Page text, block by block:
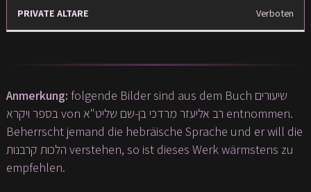
Verboten
Anmerkung: folgende Bilder sind aus dem Buch שיעורים
בספר ויקרא von רב אליעזר מרדכי בן-שם שליט"א entnommen.
Beherrscht jemand die hebräische Sprache und er will die
הלכות קרבנות verstehen, so ist dieses Werk wärmstens zu
empfehlen.